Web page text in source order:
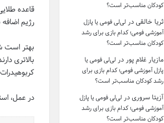
قاعده
رژیم
بهتر است
در عمل،
کودکان مناسب‌تر است؟
ثریا خالقی درلی‌لی فومی یا پازل
آموزشی فومی؛ کدام بازی برای رشد
کودکان مناسب‌تر است؟
مازیار غلام پور درلی‌لی فومی یا
پازل آموزشی فومی؛ کدام بازی برای
رشد کودکان مناسب‌تر است؟
آزیتا سروری درلی‌لی فومی یا پازل
آموزشی فومی؛ کدام بازی برای رشد
کودکان مناسب‌تر است؟